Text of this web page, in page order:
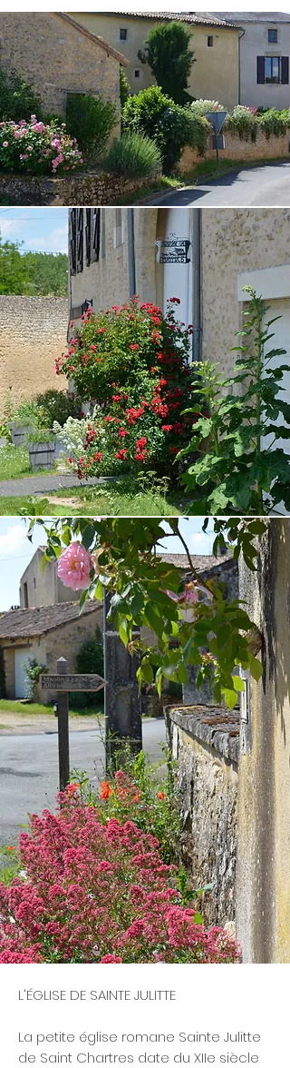
L'ÉGLISE DE SAINTE JULITTE
La petite église romane Sainte Julitte
de Saint Chartres date du XIIe siècle